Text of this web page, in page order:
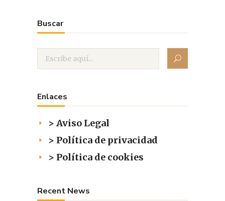
Buscar
Enlaces
> Aviso Legal
> Política de privacidad
> Política de cookies
Recent News